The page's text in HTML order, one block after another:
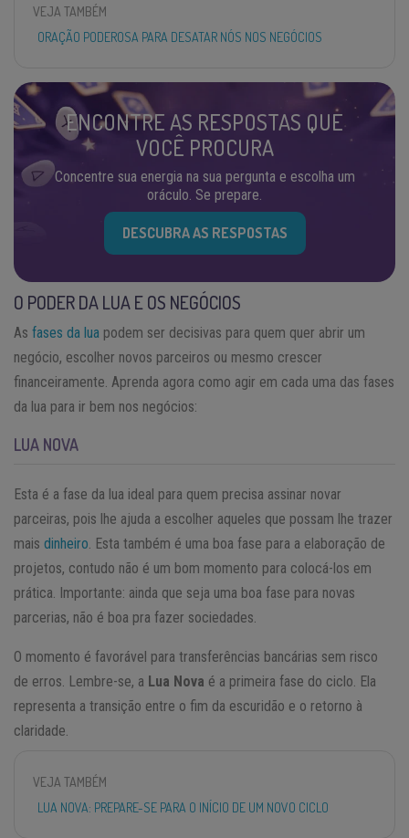
VEJA TAMBÉM
ORAÇÃO PODEROSA PARA DESATAR NÓS NOS NEGÓCIOS
ENCONTRE AS RESPOSTAS QUE
VOCÊ PROCURA
Concentre sua energia na sua pergunta e escolha um
oráculo. Se prepare.
DESCUBRA AS RESPOSTAS
O PODER DA LUA E OS NEGÓCIOS
As fases da lua podem ser decisivas para quem quer abrir um
negócio, escolher novos parceiros ou mesmo crescer
financeiramente. Aprenda agora como agir em cada uma das fases
da lua para ir bem nos negócios:
LUA NOVA
Esta é a fase da lua ideal para quem precisa assinar novar
parceiras, pois lhe ajuda a escolher aqueles que possam lhe trazer
mais dinheiro . Esta também é uma boa fase para a elaboração de
projetos, contudo não é um bom momento para colocá-los em
prática. Importante: ainda que seja uma boa fase para novas
parcerias, não é boa pra fazer sociedades.
O momento é favorável para transferências bancárias sem risco
de erros. Lembre-se, a Lua Nova é a primeira fase do ciclo. Ela
representa a transição entre o fim da escuridão e o retorno à
claridade.
VEJA TAMBÉM
LUA NOVA: PREPARE-SE PARA O INÍCIO DE UM NOVO CICLO